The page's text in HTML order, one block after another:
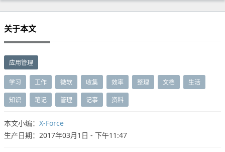
关于本文
应用管理
学习 工作 微软 收集 效率 整理 文档 生活
知识 笔记 管理 记事 资料
本文小编： X-Force
生产日期：2017年03月1日 - 下午11:47